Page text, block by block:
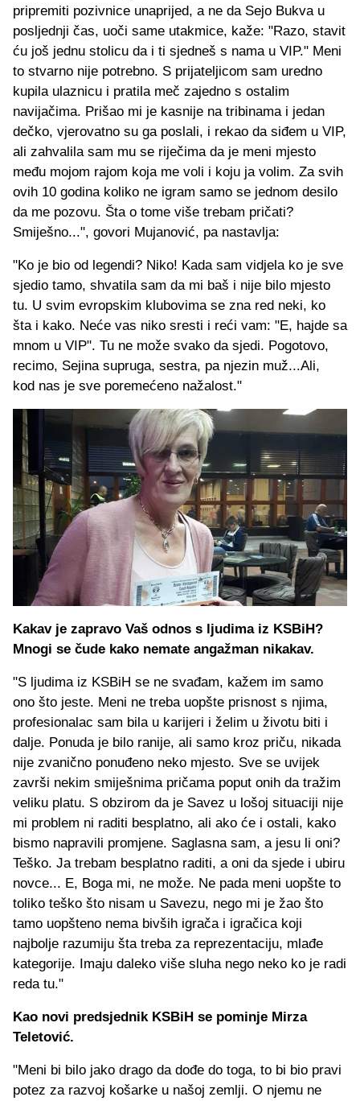
pripremiti pozivnice unaprijed, a ne da Sejo Bukva u
posljednji čas, uoči same utakmice, kaže: "Razo, stavit
ću još jednu stolicu da i ti sjedneš s nama u VIP." Meni
to stvarno nije potrebno. S prijateljicom sam uredno
kupila ulaznicu i pratila meč zajedno s ostalim
navijačima. Prišao mi je kasnije na tribinama i jedan
dečko, vjerovatno su ga poslali, i rekao da siđem u VIP,
ali zahvalila sam mu se riječima da je meni mjesto
među mojom rajom koja me voli i koju ja volim. Za svih
ovih 10 godina koliko ne igram samo se jednom desilo
da me pozovu. Šta o tome više trebam pričati?
Smiješno...", govori Mujanović, pa nastavlja:
"Ko je bio od legendi? Niko! Kada sam vidjela ko je sve
sjedio tamo, shvatila sam da mi baš i nije bilo mjesto
tu. U svim evropskim klubovima se zna red neki, ko
šta i kako. Neće vas niko sresti i reći vam: "E, hajde sa
mnom u VIP". Tu ne može svako da sjedi. Pogotovo,
recimo, Sejina supruga, sestra, pa njezin muž...Ali,
kod nas je sve poremećeno nažalost."
Kakav je zapravo Vaš odnos s ljudima iz KSBiH?
Mnogi se čude kako nemate angažman nikakav.
"S ljudima iz KSBiH se ne svađam, kažem im samo
ono što jeste. Meni ne treba uopšte prisnost s njima,
profesionalac sam bila u karijeri i želim u životu biti i
dalje. Ponuda je bilo ranije, ali samo kroz priču, nikada
nije zvanično ponuđeno neko mjesto. Sve se uvijek
završi nekim smiješnima pričama poput onih da tražim
veliku platu. S obzirom da je Savez u lošoj situaciji nije
mi problem ni raditi besplatno, ali ako će i ostali, kako
bismo napravili promjene. Saglasna sam, a jesu li oni?
Teško. Ja trebam besplatno raditi, a oni da sjede i ubiru
novce... E, Boga mi, ne može. Ne pada meni uopšte to
toliko teško što nisam u Savezu, nego mi je žao što
tamo uopšteno nema bivših igrača i igračica koji
najbolje razumiju šta treba za reprezentaciju, mlađe
kategorije. Imaju daleko više sluha nego neko ko je radi
reda tu."
Kao novi predsjednik KSBiH se pominje Mirza
Teletović.
"Meni bi bilo jako drago da dođe do toga, to bi bio pravi
potez za razvoj košarke u našoj zemlji. O njemu ne